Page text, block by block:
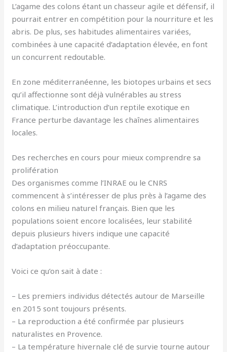
L’agame des colons étant un chasseur agile et défensif, il
pourrait entrer en compétition pour la nourriture et les
abris. De plus, ses habitudes alimentaires variées,
combinées à une capacité d’adaptation élevée, en font
un concurrent redoutable.
En zone méditerranéenne, les biotopes urbains et secs
qu’il affectionne sont déjà vulnérables au stress
climatique. L’introduction d’un reptile exotique en
France perturbe davantage les chaînes alimentaires
locales.
Des recherches en cours pour mieux comprendre sa
prolifération
Des organismes comme l’INRAE ou le CNRS
commencent à s’intéresser de plus près à l’agame des
colons en milieu naturel français. Bien que les
populations soient encore localisées, leur stabilité
depuis plusieurs hivers indique une capacité
d’adaptation préoccupante.
Voici ce qu’on sait à date :
– Les premiers individus détectés autour de Marseille
en 2015 sont toujours présents.
– La reproduction a été confirmée par plusieurs
naturalistes en Provence.
– La température hivernale clé de survie tourne autour